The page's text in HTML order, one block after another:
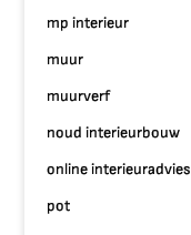
mp interieur
muur
muurverf
noud interieurbouw
online interieuradvies
pot